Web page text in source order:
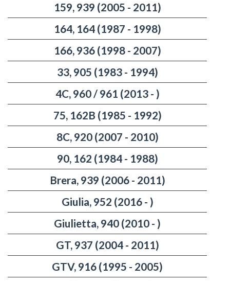
159, 939 (2005 - 2011)
164, 164 (1987 - 1998)
166, 936 (1998 - 2007)
33, 905 (1983 - 1994)
4C, 960 / 961 (2013 - )
75, 162B (1985 - 1992)
8C, 920 (2007 - 2010)
90, 162 (1984 - 1988)
Brera, 939 (2006 - 2011)
Giulia, 952 (2016 - )
Giulietta, 940 (2010 - )
GT, 937 (2004 - 2011)
GTV, 916 (1995 - 2005)